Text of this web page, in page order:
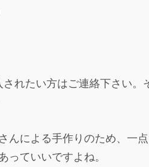
れたい方はご連絡下さい。
んによる手作りのため、一
っていいですよね。